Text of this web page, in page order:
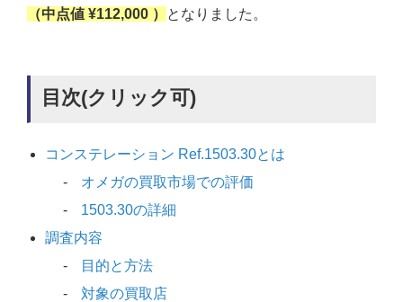
（中点値 ¥112,000 ）
となりました。
目次(クリック可)
コンステレーション Ref.1503.30とは
オメガの買取市場での評価
1503.30の詳細
調査内容
目的と方法
対象の買取店